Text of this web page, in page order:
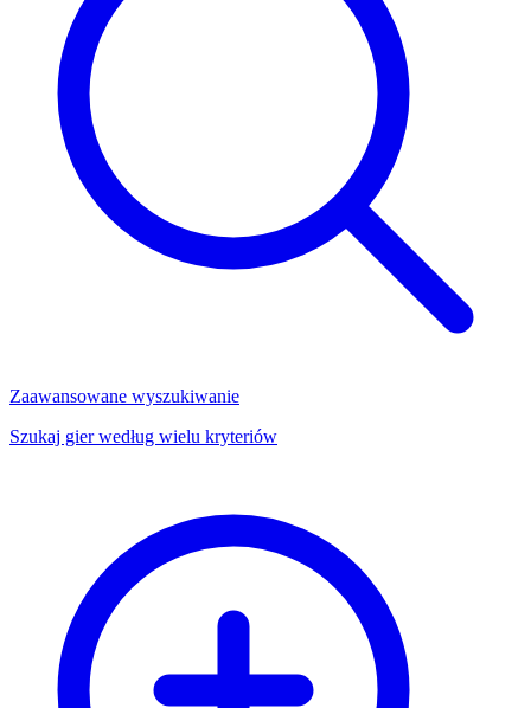
Zaawansowane wyszukiwanie
Szukaj gier według wielu kryteriów